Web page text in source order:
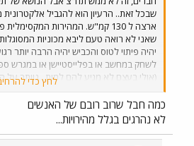
שבכל זאת.. הרעיון הוא להגביל
יהיה פיתוי לטוס והכביש יהיה הרבה יותר
לשחק במחשב או בפלייסטיישן או במגרש
(אולי בעצם לא מגיע להם למות...נוותר
המכונית תהיה קצת יותר חכמה ותומכת
בשנה.
לחץ כדי
כמה חבל שרוב רובם של האנשים
לא נהרגים בגלל מהירויות...